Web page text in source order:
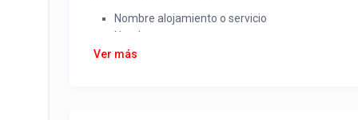
Nombre alojamiento o servicio
Nombre
Rut
Ver más